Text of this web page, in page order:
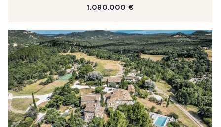
1.090.000 €